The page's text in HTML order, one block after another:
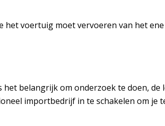
voertuig moet vervoeren van het
belangrijk om onderzoek te doen,
importbedrijf in te schakelen om